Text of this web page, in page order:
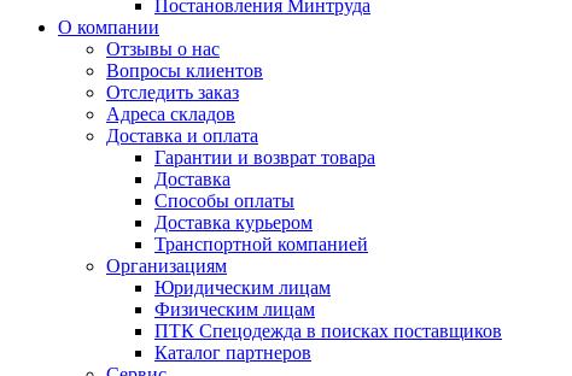
Постановления Минтруда
О компании
Отзывы о нас
Вопросы клиентов
Отследить заказ
Адреса складов
Доставка и оплата
Гарантии и возврат товара
Доставка
Способы оплаты
Доставка курьером
Транспортной компанией
Организациям
Юридическим лицам
Физическим лицам
ПТК Спецодежда в поисках поставщиков
Каталог партнеров